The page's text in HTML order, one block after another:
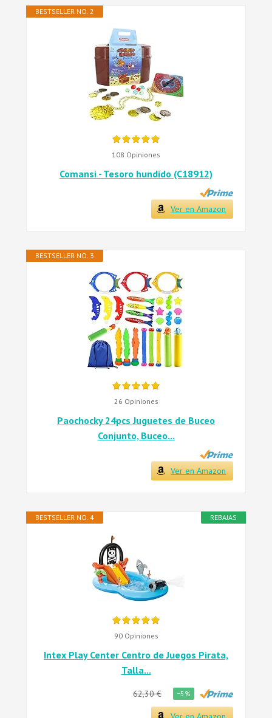
BESTSELLER NO. 2
108 Opiniones
Comansi - Tesoro hundido (C18912)
Ver en Amazon
BESTSELLER NO. 3
26 Opiniones
Paochocky 24pcs Juguetes de Buceo
Conjunto, Buceo...
Ver en Amazon
REBAJAS
BESTSELLER NO. 4
90 Opiniones
Intex Play Center Centro de Juegos Pirata,
Talla...
62,30 € −5%